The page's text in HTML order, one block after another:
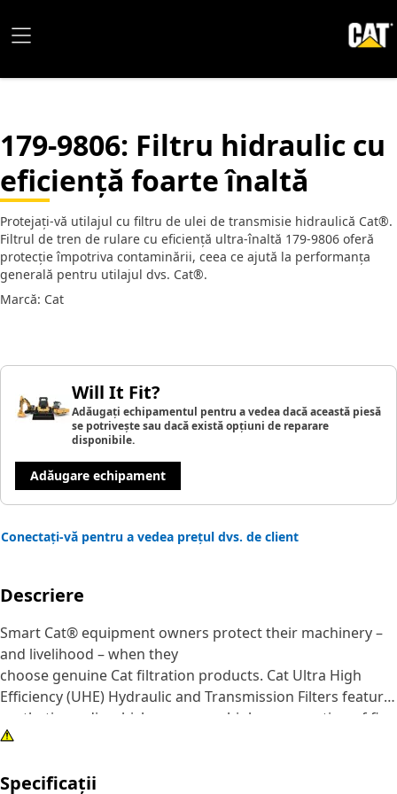
179-9806: Filtru hidraulic cu
eficiență foarte înaltă
Protejați-vă utilajul cu filtru de ulei de transmisie hidraulică Cat®.
Filtrul de tren de rulare cu eficiență ultra-înaltă 179-9806 oferă
protecție împotriva contaminării, ceea ce ajută la performanța
generală pentru utilajul dvs. Cat®.
Marcă: Cat
Will It Fit?
Adăugați echipamentul pentru a vedea dacă această piesă
se potrivește sau dacă există opțiuni de reparare
disponibile.
Adăugare echipament
Conectați-vă pentru a vedea prețul dvs. de client
Descriere
Smart Cat® equipment owners protect their machinery –
and livelihood – when they
choose genuine Cat filtration products. Cat Ultra High
Efficiency (UHE) Hydraulic and Transmission Filters feature
synthetic media which removes a higher proportion of fine
particles for optimum contamination control in the most
Specificații